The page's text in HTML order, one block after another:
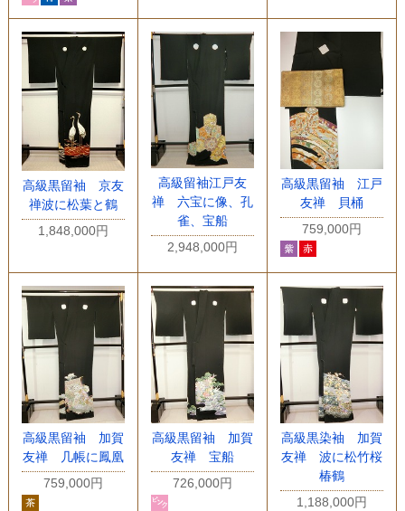
高級黒留袖 京友
禅波に松葉と鶴
1,848,000円
高級留袖江戸友
禅 六宝に像、孔
雀、宝船
2,948,000円
高級黒留袖 江戸
友禅 貝桶
759,000円
高級黒留袖 加賀
友禅 几帳に鳳凰
759,000円
高級黒留袖 加賀
友禅 宝船
726,000円
高級黒染袖 加賀
友禅 波に松竹桜
椿鶴
1,188,000円